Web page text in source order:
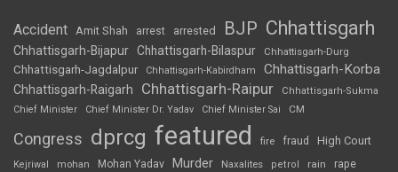
Accident Amit Shah arrest arrested BJP Chhattisgarh
Chhattisgarh-Bijapur Chhattisgarh-Bilaspur Chhattisgarh-Durg
Chhattisgarh-Jagdalpur Chhattisgarh-Kabirdham Chhattisgarh-Korba
Chhattisgarh-Raigarh Chhattisgarh-Raipur
Chhattisgarh-Sukma
Chief Minister
Chief Minister Dr. Yadav Chief Minister Sai CM
Congress dprcg featured fire fraud High Court
Kejriwal mohan Mohan Yadav Murder Naxalites petrol rain rape